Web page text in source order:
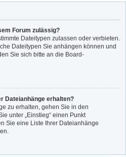
Forum zulässig?
Dateitypen zulassen oder verbieten.
Dateitypen Sie anhängen können und
Sie sich bitte an die Board-
Dateianhänge erhalten?
zu erhalten, gehen Sie in den
unter „Einstieg“ einen Punkt
Sie eine Liste Ihrer Dateianhänge